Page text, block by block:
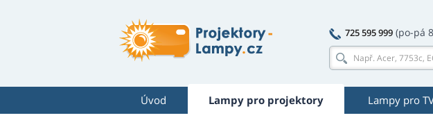
725 595 999 (po-pá
Úvod Lampy pro projektory Lampy pro